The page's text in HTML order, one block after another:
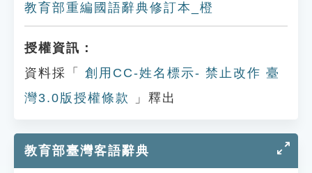
教育部重編國語辭典修訂本_橙
授權資訊：
資料採「
創用CC-姓名標示- 禁止改作 臺
灣3.0版授權條款
」釋出
教育部臺灣客語辭典